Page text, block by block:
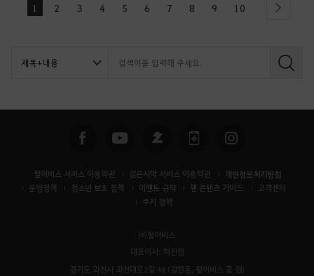
1 2 3 4 5 6 7 8 9 10 next
검
펄어비스 서비스 이용약관 검은사막 서비스 이용약관 개인정보처리방침
운영정책 청소년 보호 정책 이벤트 규약 팬 콘텐츠 가이드
고객센터
쿠키 정책
㈜펄어비스
대표이사: 허진영
경기도 과천시 과천대로2길 48 (갈현동, 펄어비스 홈 원)